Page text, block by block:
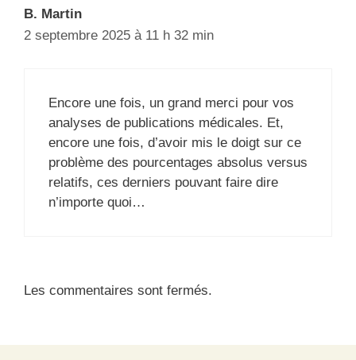
B. Martin
2 septembre 2025 à 11 h 32 min
Encore une fois, un grand merci pour vos
analyses de publications médicales. Et,
encore une fois, d’avoir mis le doigt sur ce
problème des pourcentages absolus versus
relatifs, ces derniers pouvant faire dire
n’importe quoi…
Les commentaires sont fermés.